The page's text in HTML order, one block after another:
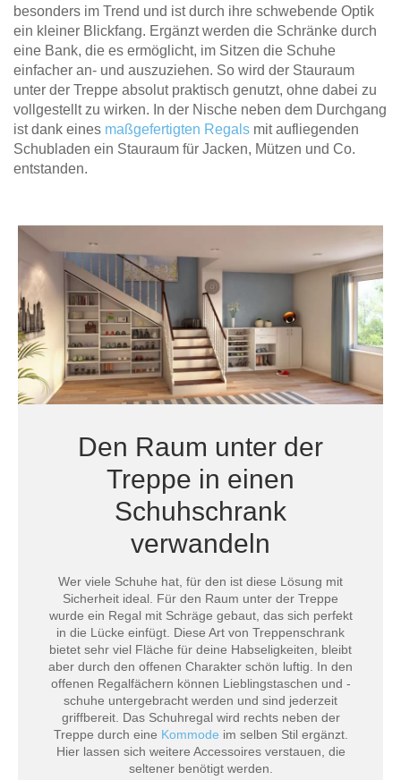
besonders im Trend und ist durch ihre schwebende Optik
ein kleiner Blickfang. Ergänzt werden die Schränke durch
eine Bank, die es ermöglicht, im Sitzen die Schuhe
einfacher an- und auszuziehen. So wird der Stauraum
unter der Treppe absolut praktisch genutzt, ohne dabei zu
vollgestellt zu wirken. In der Nische neben dem Durchgang
ist dank eines maßgefertigten Regals mit aufliegenden
Schubladen ein Stauraum für Jacken, Mützen und Co.
entstanden.
Den Raum unter der
Treppe in einen
Schuhschrank
verwandeln
Wer viele Schuhe hat, für den ist diese Lösung mit
Sicherheit ideal. Für den Raum unter der Treppe
wurde ein Regal mit Schräge gebaut, das sich perfekt
in die Lücke einfügt. Diese Art von Treppenschrank
bietet sehr viel Fläche für deine Habseligkeiten, bleibt
aber durch den offenen Charakter schön luftig. In den
offenen Regalfächern können Lieblingstaschen und -
schuhe untergebracht werden und sind jederzeit
griffbereit. Das Schuhregal wird rechts neben der
Treppe durch eine Kommode im selben Stil ergänzt.
Hier lassen sich weitere Accessoires verstauen, die
seltener benötigt werden.